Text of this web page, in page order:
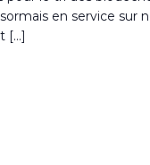
en service sur
[…]